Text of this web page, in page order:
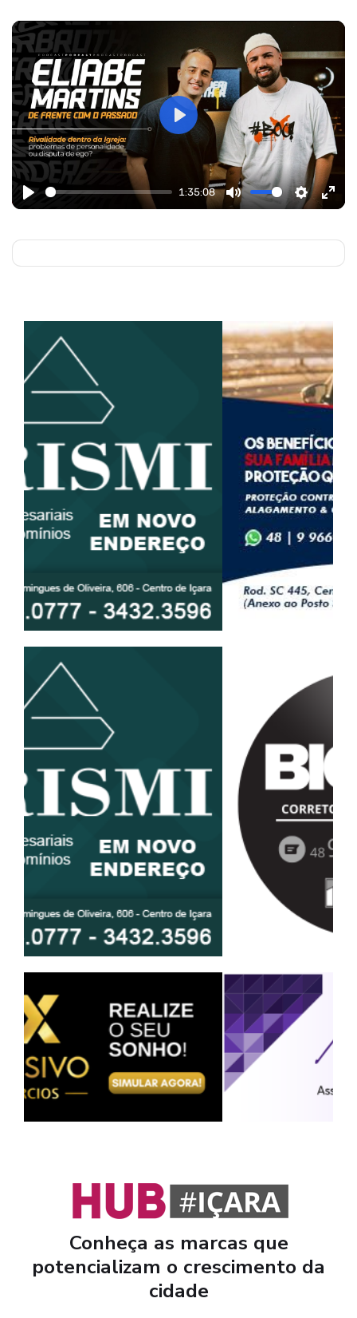
Play
1:35:08
Mute Settings
Play
Conheça as marcas que
potencializam o crescimento da
cidade